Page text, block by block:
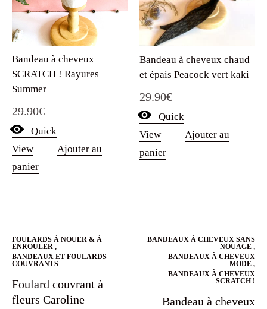
Bandeau à cheveux
SCRATCH ! Rayures
Summer
29.90€
Quick
View
Ajouter au
panier
Bandeau à cheveux chaud
et épais Peacock vert kaki
29.90€
Quick
View
Ajouter au
panier
FOULARDS À NOUER & À
ENROULER ,
BANDEAUX ET FOULARDS
COUVRANTS
Foulard couvrant à
fleurs Caroline
BANDEAUX À CHEVEUX SANS
NOUAGE ,
BANDEAUX À CHEVEUX
MODE ,
BANDEAUX À CHEVEUX
SCRATCH !
Bandeau à cheveux